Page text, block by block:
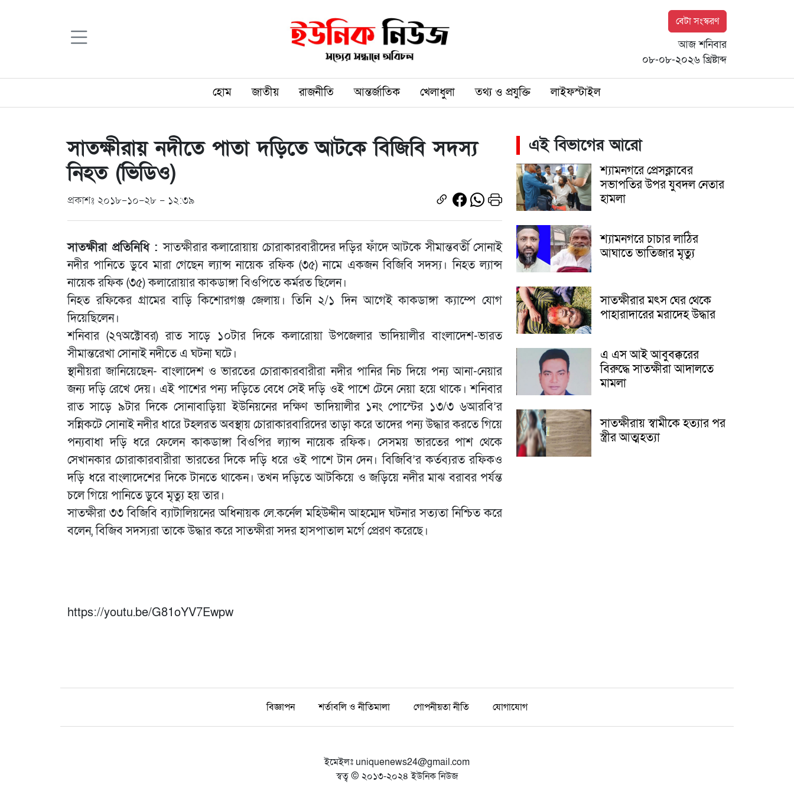
বেটা সংস্করণ
আজ শনিবার
০৮-০৮-২০২৬ খ্রিষ্টাব্দ
হোম জাতীয় রাজনীতি আন্তর্জাতিক খেলাধুলা তথ্য ও প্রযুক্তি লাইফস্টাইল
সাতক্ষীরায় নদীতে পাতা দড়িতে আটকে বিজিবি সদস্য
নিহত (ভিডিও)
প্রকাশঃ ২০১৮-১০-২৮ - ১২:৩৯
সাতক্ষীরা প্রতিনিধি :সাতক্ষীরার কলারোয়ায় চোরাকারবারীদের দড়ির ফাঁদে আটকে সীমান্তবর্তী সোনাই
নদীর পানিতে ডুবে মারা গেছেন ল্যান্স নায়েক রফিক (৩৫) নামে একজন বিজিবি সদস্য। নিহত ল্যান্স
নায়েক রফিক (৩৫) কলারোয়ার কাকডাঙ্গা বিওপিতে কর্মরত ছিলেন।
নিহত রফিকের গ্রামের বাড়ি কিশোরগঞ্জ জেলায়। তিনি ২/১ দিন আগেই কাকডাঙ্গা ক্যাম্পে যোগ
দিয়েছিলেন।
শনিবার (২৭অক্টোবর) রাত সাড়ে ১০টার দিকে কলারোয়া উপজেলার ভাদিয়ালীর বাংলাদেশ-ভারত
সীমান্তরেখা সোনাই নদীতে এ ঘটনা ঘটে।
স্থানীয়রা জানিয়েছেন- বাংলাদেশ ও ভারতের চোরাকারবারীরা নদীর পানির নিচ দিয়ে পন্য আনা-নেয়ার
জন্য দড়ি রেখে দেয়। এই পাশের পন্য দড়িতে বেধে সেই দড়ি ওই পাশে টেনে নেয়া হয়ে থাকে। শনিবার
রাত সাড়ে ৯টার দিকে সোনাবাড়িয়া ইউনিয়নের দক্ষিণ ভাদিয়ালীর ১নং পোস্টের ১৩/৩ ৬আরবি’র
সন্নিকটে সোনাই নদীর ধারে টহলরত অবস্থায় চোরাকারবারিদের তাড়া করে তাদের পন্য উদ্ধার করতে গিয়ে
পন্যবাধা দড়ি ধরে ফেলেন কাকডাঙ্গা বিওপির ল্যান্স নায়েক রফিক। সেসময় ভারতের পাশ থেকে
সেখানকার চোরাকারবারীরা ভারতের দিকে দড়ি ধরে ওই পাশে টান দেন। বিজিবি’র কর্তব্যরত রফিকও
দড়ি ধরে বাংলাদেশের দিকে টানতে থাকেন। তখন দড়িতে আটকিয়ে ও জড়িয়ে নদীর মাঝ বরাবর পর্যন্ত
চলে গিয়ে পানিতে ডুবে মৃত্যু হয় তার।
সাতক্ষীরা ৩৩ বিজিবি ব্যাটালিয়নের অধিনায়ক লে.কর্নেল মহিউদ্দীন আহম্মেদ ঘটনার সত্যতা নিশ্চিত করে
বলেন, বিজিব সদস্যরা তাকে উদ্ধার করে সাতক্ষীরা সদর হাসপাতাল মর্গে প্রেরণ করেছে।
https://youtu.be/G81oYV7Ewpw
এই বিভাগের আরো
শ্যামনগরে প্রেসক্লাবের
সভাপতির উপর যুবদল নেতার
হামলা
শ্যামনগরে চাচার লাঠির
আঘাতে ভাতিজার মৃত্যু
সাতক্ষীরার মৎস ঘের থেকে
পাহারাদারের মরাদেহ উদ্ধার
এ এস আই আবুবক্করের
বিরুদ্ধে সাতক্ষীরা আদালতে
মামলা
সাতক্ষীরায় স্বামীকে হত্যার পর
স্ত্রীর আত্মহত্যা
বিজ্ঞাপন শর্তাবলি ও নীতিমালা গোপনীয়তা নীতি যোগাযোগ
ইমেইলঃ uniquenews24@gmail.com
স্বত্ব © ২০১৩-২০২৪ ইউনিক নিউজ